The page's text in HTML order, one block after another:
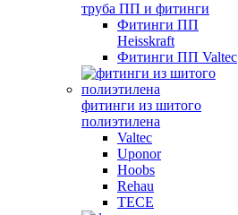
труба ПП и фитинги
Фитинги ПП
Heisskraft
Фитинги ПП Valtec
фитинги из шитого
полиэтилена
Valtec
Uponor
Hoobs
Rehau
TECE